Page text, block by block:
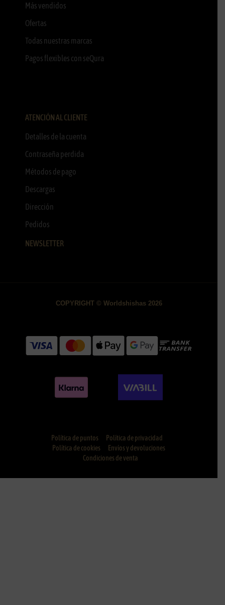
Más vendidos
Ofertas
Todas nuestras marcas
Pagos flexibles con seQura
ATENCIÓN AL CLIENTE
Detalles de la cuenta
Contraseña perdida
Métodos de pago
Descargas
Dirección
Pedidos
NEWSLETTER
COPYRIGHT © Worldshishas 2026
Política de puntos
Política de privacidad
Política de cookies
Envíos y devoluciones
Condiciones de venta